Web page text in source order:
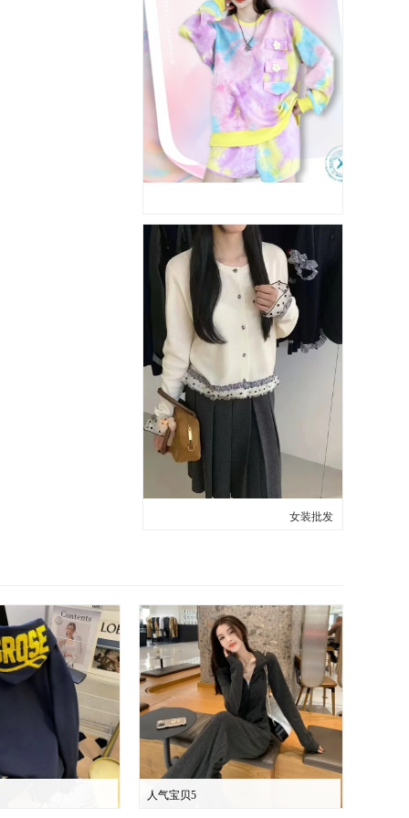
女装批发
人气宝贝5